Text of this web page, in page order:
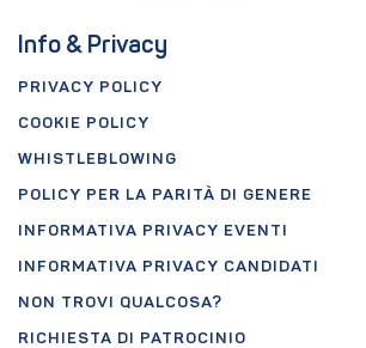
Info & Privacy
PRIVACY POLICY
COOKIE POLICY
WHISTLEBLOWING
POLICY PER LA PARITÀ DI GENERE
INFORMATIVA PRIVACY EVENTI
INFORMATIVA PRIVACY CANDIDATI
NON TROVI QUALCOSA?
RICHIESTA DI PATROCINIO